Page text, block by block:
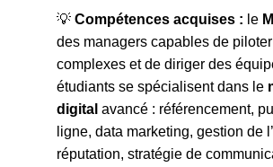
💡 Compétences acquises : le
des managers capables de
complexes et de diriger des
étudiants se spécialisent dans le
digital avancé : référencement,
ligne, data marketing, gestion de
réputation, stratégie de